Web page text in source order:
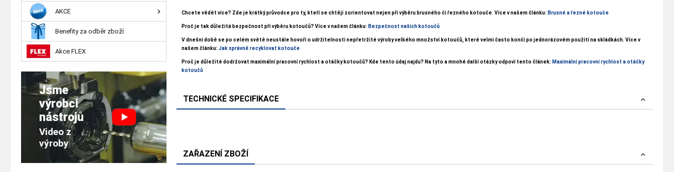
Chcete vědět více? Zde je krátký průvodce pro ty, kteří se chtějí zorientovat nejen při výběru brusného či řezného kotouče. Více v našem článku: Brusné a řezné kotouče
Proč je tak důležitá bezpečnost při výběru kotoučů? Více v našem článku: Bezpečnost našich kotoučů
V dnešní době se po celém světě neustále hovoří o udržitelnosti nepřetržité výroby velkého množství kotoučů, které velmi často končí po jednorázovém použití na skládkách. Více v
našem článku: Jak správně recyklovat kotouče
Proč je důležité dodržovat maximální pracovní rychlost a otáčky kotoučů? Kde tento údaj najdu? Na tyto a mnohé další otázky odpoví tento článek: Maximální pracovní rychlost a otáčky
kotoučů
TECHNICKÉ SPECIFIKACE
ZAŘAZENÍ ZBOŽÍ
AKCE
Benefity za odběr zboží
Akce FLEX
Jsme
výrobci
nástrojů
Video z
výroby